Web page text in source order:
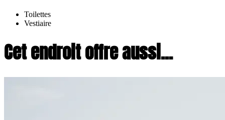
Toilettes
Vestiaire
Cet endroit offre aussi...